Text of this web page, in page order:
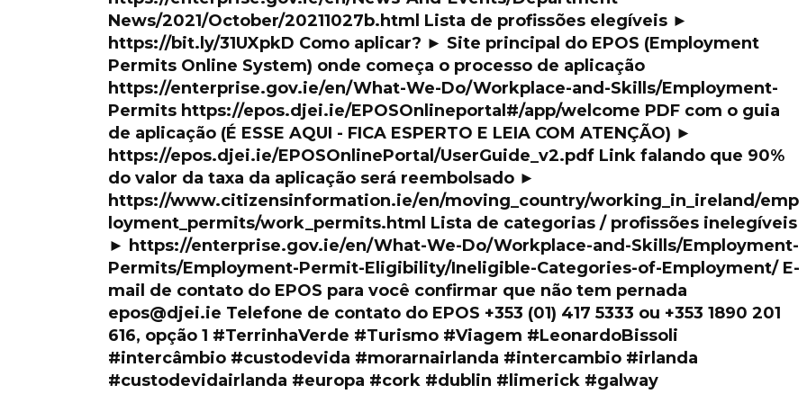
News/2021/October/20211027b.html Lista de profissões elegíveis ►
https://bit.ly/31UXpkD Como aplicar? ► Site principal do EPOS (Employment
Permits Online System) onde começa o processo de aplicação
https://enterprise.gov.ie/en/What-We-Do/Workplace-and-Skills/Employment-
Permits https://epos.djei.ie/EPOSOnlineportal#/app/welcome PDF com o guia
de aplicação (É ESSE AQUI - FICA ESPERTO E LEIA COM ATENÇÃO) ►
https://epos.djei.ie/EPOSOnlinePortal/UserGuide_v2.pdf Link falando que 90%
do valor da taxa da aplicação será reembolsado ►
https://www.citizensinformation.ie/en/moving_country/working_in_ireland/emp
loyment_permits/work_permits.html Lista de categorias / profissões inelegíveis
► https://enterprise.gov.ie/en/What-We-Do/Workplace-and-Skills/Employment-
Permits/Employment-Permit-Eligibility/Ineligible-Categories-of-Employment/ E-
mail de contato do EPOS para você confirmar que não tem pernada
epos@djei.ie Telefone de contato do EPOS +353 (01) 417 5333 ou +353 1890 201
616, opção 1 #TerrinhaVerde #Turismo #Viagem #LeonardoBissoli
#intercâmbio #custodevida #morarnairlanda #intercambio #irlanda
#custodevidairlanda #europa #cork #dublin #limerick #galway